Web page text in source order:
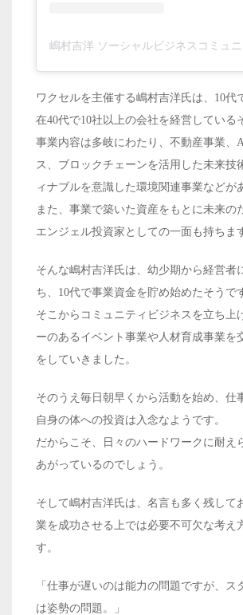
ワクセルを主催する嶋村吉洋氏は、10代
在40代で10社以上の会社を経営している
事業内容は多岐にわたり、不動産事業、
ス、ブロックチェーンを活用した未来技
ィナブルを意識した環境関連事業などが
また、事業で築いた資産をもとに未来の
エンジェル投資家としての一面も持ちま
そんな嶋村吉洋氏は、幼少期から経営者
ち、10代で事業資金を貯め始めたそうで
そこからコミュニティビジネスを立ち上
ーのあるイベント事業や人材育成事業を
をしていきました。
そのうえ毎日朝早くから活動を始め、仕
自身の体への投資は入念なようです。
だからこそ、日々のハードワークに耐え
あがっているのでしょう。
そして嶋村吉洋氏は、名言も多く残して
業を成功させる上では必要不可欠な考え
す。
「仕事が遅いのは能力の問題ですが、ス
は姿勢の問題。」